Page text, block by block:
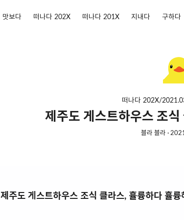
맛보다 떠나다 202X 떠나다 201X 지내다 구하다
떠나다 202X/
제주도 게스트하우스 조
블라 블라 ·
제주도 게스트하우스 조식 클라스, 휼륭하다 휼륭